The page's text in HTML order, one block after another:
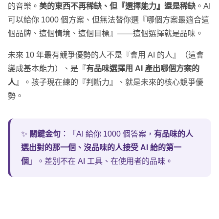
的音樂。 美的東西不再稀缺、但『選擇能力』還是稀缺 。AI
可以給你 1000 個方案、但無法替你選『哪個方案最適合這
個品牌、這個情境、這個目標』——這個選擇就是品味。
未來 10 年最有競爭優勢的人不是『會用 AI 的人』（這會
變成基本能力）、是『有品味選擇用 AI 產出哪個方案的
人 』。孩子現在練的『判斷力』、就是未來的核心競爭優
勢。
✨ 關鍵金句 ：「AI 給你 1000 個答案， 有品味的人
選出對的那一個、沒品味的人接受 AI 給的第一
個 」。差別不在 AI 工具、在使用者的品味。